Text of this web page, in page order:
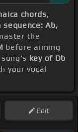
chords,
sequence: Ab,
the
before aiming
key of Db
your vocal
Edit